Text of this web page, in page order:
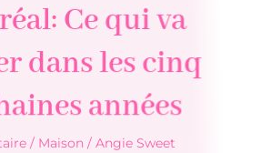
Ce qui va
dans les cinq
années
/ Maison / Angie Sweet